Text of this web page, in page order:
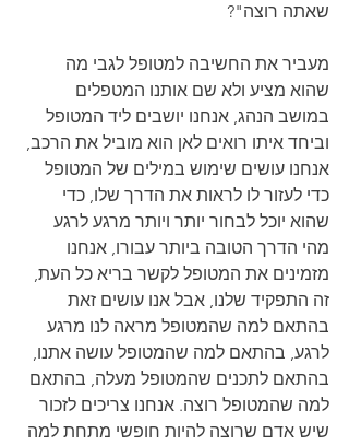
שאתה רוצה"?
מעביר את החשיבה למטופל לגבי מה
שהוא מציע ולא שם אותנו המטפלים
במושב הנהג, אנחנו יושבים ליד המטופל
וביחד איתו רואים לאן הוא מוביל את הרכב,
אנחנו עושים שימוש במילים של המטופל
כדי לעזור לו לראות את הדרך שלו, כדי
שהוא יוכל לבחור יותר ויותר מרגע לרגע
מהי הדרך הטובה ביותר עבורו, אנחנו
מזמינים את המטופל לקשר בריא כל העת,
זה התפקיד שלנו, אבל אנו עושים זאת
בהתאם למה שהמטופל מראה לנו מרגע
לרגע, בהתאם למה שהמטופל עושה אתנו,
בהתאם לתכנים שהמטופל מעלה, בהתאם
למה שהמטופל רוצה. אנחנו צריכים לזכור
שיש אדם שרוצה להיות חופשי מתחת למה